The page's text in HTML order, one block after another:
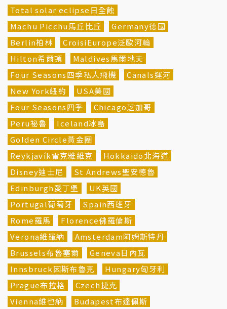
Total solar eclipse日全蝕
Machu Picchu馬丘比丘
Germany德國
Berlin柏林
CroisiEurope泛歐河輪
Hilton希爾頓
Maldives馬爾地夫
Four Seasons四季私人飛機
Canals運河
New York紐約
USA美國
Four Seasons四季
Chicago芝加哥
Peru祕魯
Iceland冰島
Golden Circle黃金圈
Reykjavík雷克雅維克
Hokkaido北海道
Disney迪士尼
St Andrews聖安德魯
Edinburgh愛丁堡
UK英國
Portugal葡萄牙
Spain西班牙
Rome羅馬
Florence佛羅倫斯
Verona維羅納
Amsterdam阿姆斯特丹
Brussels布魯塞爾
Geneva日內瓦
Innsbruck因斯布魯克
Hungary匈牙利
Prague布拉格
Czech捷克
Vienna維也納
Budapest布達佩斯